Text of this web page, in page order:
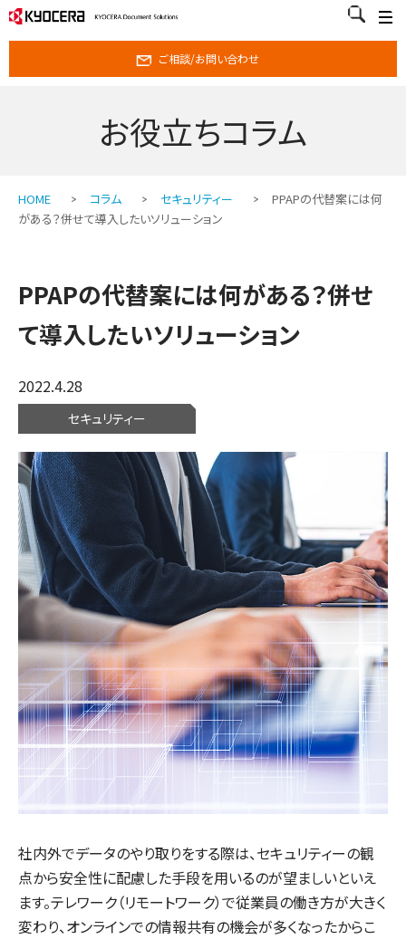
ご相談/お問い合わせ
お役立ちコラム
HOME コラム セキュリティー
PPAPの代替案には何
がある？併せて導入したいソリューション
PPAPの代替案には何がある？併せ
て導入したいソリューション
2022.4.28
セキュリティー
社内外でデータのやり取りをする際は、セキュリティーの観
点から安全性に配慮した手段を用いるのが望ましいといえ
ます。テレワーク（リモートワーク）で従業員の働き方が大きく
変わり、オンラインでの情報共有の機会が多くなったからこ